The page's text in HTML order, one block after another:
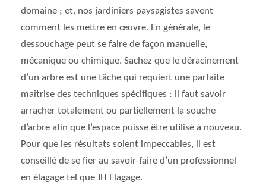
domaine ; et, nos jardiniers paysagistes savent
comment les mettre en œuvre. En générale, le
dessouchage peut se faire de façon manuelle,
mécanique ou chimique. Sachez que le déracinement
d’un arbre est une tâche qui requiert une parfaite
maîtrise des techniques spécifiques : il faut savoir
arracher totalement ou partiellement la souche
d’arbre afin que l’espace puisse être utilisé à nouveau.
Pour que les résultats soient impeccables, il est
conseillé de se fier au savoir-faire d’un professionnel
en élagage tel que JH Elagage.